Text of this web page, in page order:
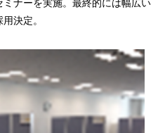
ナーを実施。最終的には幅広い
決定。